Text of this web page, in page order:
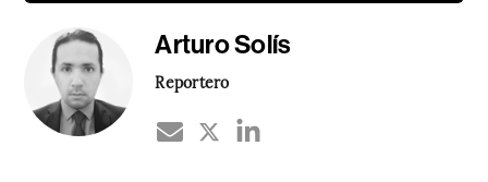
Arturo Solís
Reportero